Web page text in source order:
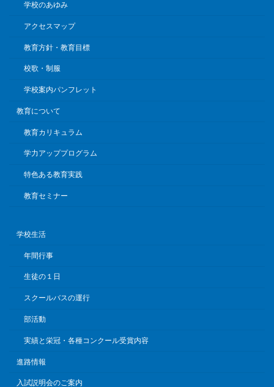
学校のあゆみ
アクセスマップ
教育方針・教育目標
校歌・制服
学校案内パンフレット
教育について
教育カリキュラム
学力アッププログラム
特色ある教育実践
教育セミナー
学校生活
年間行事
生徒の１日
スクールバスの運行
部活動
実績と栄冠・各種コンクール受賞内容
進路情報
入試説明会のご案内